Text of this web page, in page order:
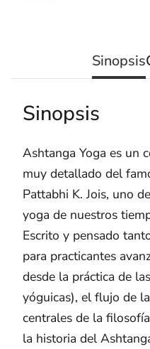
Sinopsis
Sinopsis
Ashtanga Yoga es un
muy detallado del
Pattabhi K. Jois, uno
yoga de nuestros
Escrito y pensado
para practicantes
desde la práctica de
yóguicas), el flujo de
centrales de la
la historia del